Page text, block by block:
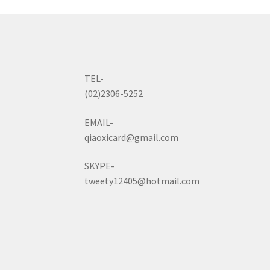
TEL-
(02)2306-5252
EMAIL-
qiaoxicard@gmail.com
SKYPE-
tweety12405@hotmail.com